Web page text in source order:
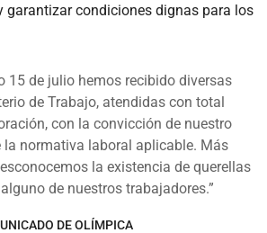
garantizar condiciones dignas para los
15 de julio hemos recibido diversas
de Trabajo, atendidas con total
con la convicción de nuestro
normativa laboral aplicable. Más
la existencia de querellas
de nuestros trabajadores.
DE OLÍMPICA